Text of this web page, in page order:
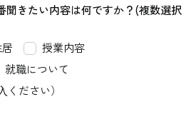
きたい内容は何ですか？(複数選択
授業内容
就職について
ださい）